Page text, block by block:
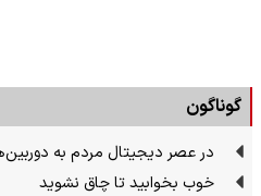
گوناگون
در عصر دیجیتال مردم به
خوب بخوابید تا چاق نشوید